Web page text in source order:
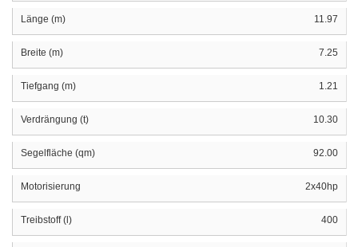
Länge (m) 11.97
Breite (m) 7.25
Tiefgang (m) 1.21
Verdrängung (t) 10.30
Segelfläche (qm) 92.00
Motorisierung 2x40hp
Treibstoff (l) 400